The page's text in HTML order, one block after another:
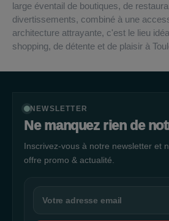
large éventail de boutiques, de
divertissements, combiné à une
architecture attrayante, c'est le lieu
shopping, de détente et de plaisir à
NEWSLETTER
Ne manquez rien de
Inscrivez-vous à notre newsletter et
offre promo & actualité.